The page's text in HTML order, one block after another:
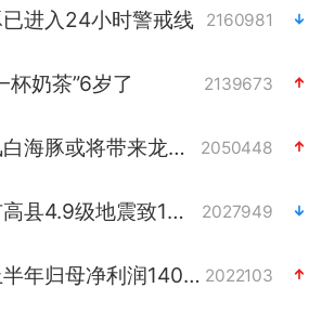
进入24小时警戒线 2160981
杯奶茶”6岁了 2139673
上海：台风白海豚或将带来龙卷风 2050448
四川宜宾市高县4.9级地震致1人死亡 2027949
中巨芯：上半年归母净利润1405.77万元 2022103